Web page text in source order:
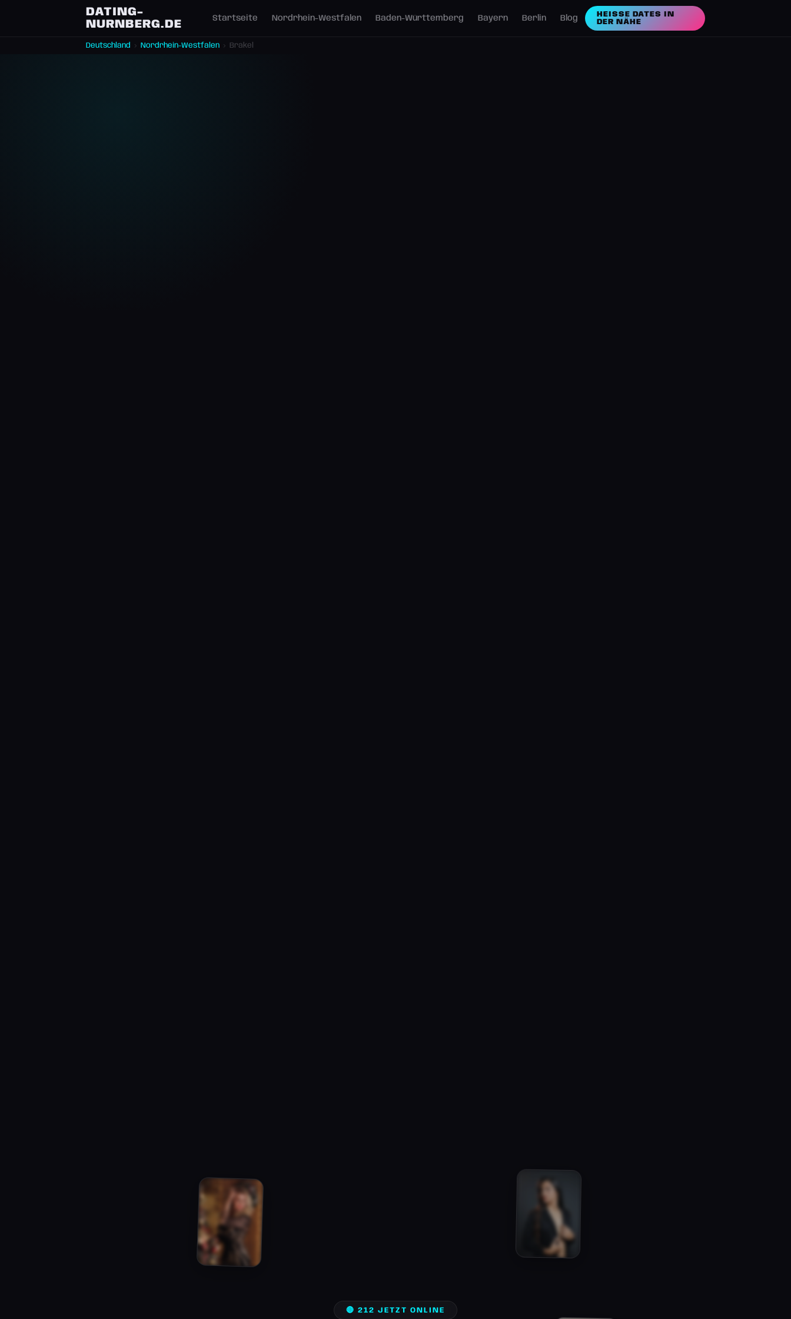
DATING-
NURNBERG.DE
Startseite Nordrhein-Westfalen Baden-Württemberg Bayern Berlin Blog
HEISSE DATES IN D
ER NÄHE
Deutschland › Nordrhein-Westfalen › Brakel
🔴 212 JETZT ONLINE